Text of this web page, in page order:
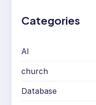
Categories
AI
church
Database